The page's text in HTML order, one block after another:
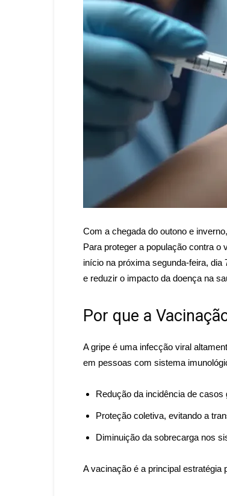
Com a chegada do outono e
Para proteger a população contra o
início na próxima segunda-feira,
e reduzir o impacto da doença na
Por que a
A gripe é uma infecção viral
em pessoas com sistema
Redução da incidência de
Proteção coletiva, evitando a
Diminuição da sobrecarga nos
A vacinação é a principal